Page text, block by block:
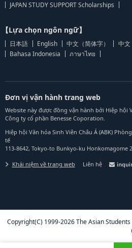
JAPAN STUDY SUPPORT Scholarships
【Lựa chọn ngôn ngữ】
日本語 English 中文（简体字） 中文
Bahasa Indonesia
ภาษาไทย
Đơn vị vận hành trang web
Website này được đồng vận hành bởi Hiệp hội
Công ty cổ phần Benesse Coporation.
Hiệp hội Văn hóa Sinh Viên Châu Á (ABK)
tế
113-8642, Tokyo-to Bunkyo-ku Honkomagome
Khái niệm về trang web Liên hệ
Copyright(C) 1999-2026 The Asian